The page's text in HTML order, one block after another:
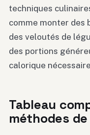
techniques
comme monter des
des veloutés de
des portions
calorique
Tableau
méthodes